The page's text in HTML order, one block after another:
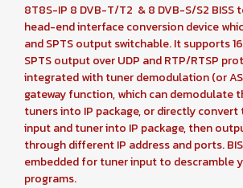
8T8S-IP 8 DVB-T/T2 & 8 DVB-S/S2 BISS
head-end interface conversion device
and SPTS output switchable. It supports 16
SPTS output over UDP and RTP/RTSP
integrated with tuner demodulation (or
gateway function, which can demodulate
tuners into IP package, or directly convert
input and tuner into IP package, then
through different IP address and ports.
embedded for tuner input to descramble
programs.